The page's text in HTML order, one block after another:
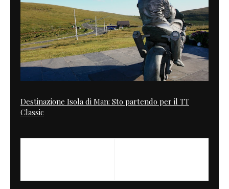
Destinazione Isola di Man: Sto partendo per il TT
Classic